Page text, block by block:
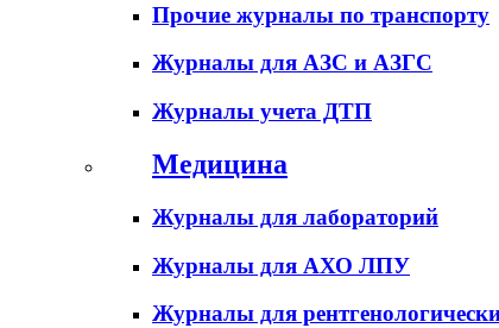
Прочие журналы по транспорту
Журналы для АЗС и АЗГС
Журналы учета ДТП
Медицина
Журналы для лабораторий
Журналы для АХО ЛПУ
Журналы для